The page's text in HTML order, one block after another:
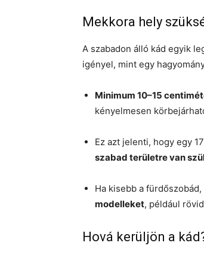
Mekkora hely
A szabadon álló kád egyik
igényel, mint egy
Minimum 10–15
kényelmesen
Ez azt jelenti, hogy egy
szabad területre van
Ha kisebb a
modelleket, például
Hová kerüljön a